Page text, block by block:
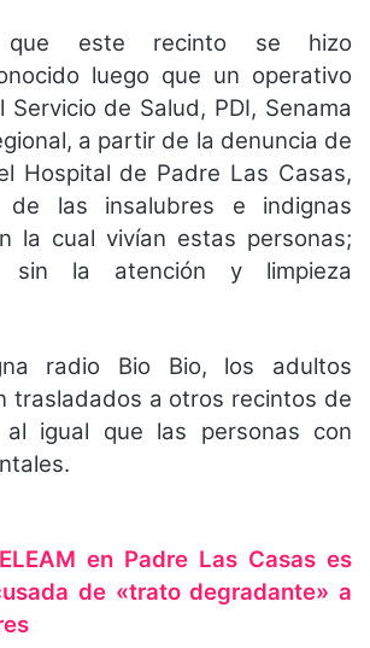
que este recinto se hizo
luego que un operativo
de Salud, PDI, Senama
a partir de la denuncia de
Hospital de Padre Las Casas,
de las insalubres e indignas
la cual vivían estas personas;
sin la atención y limpieza
radio Bio Bio, los adultos
trasladados a otros recintos de
igual que las personas con
en Padre Las Casas es
de «trato degradante» a